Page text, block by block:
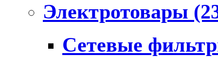
Электротовары
Сетевые